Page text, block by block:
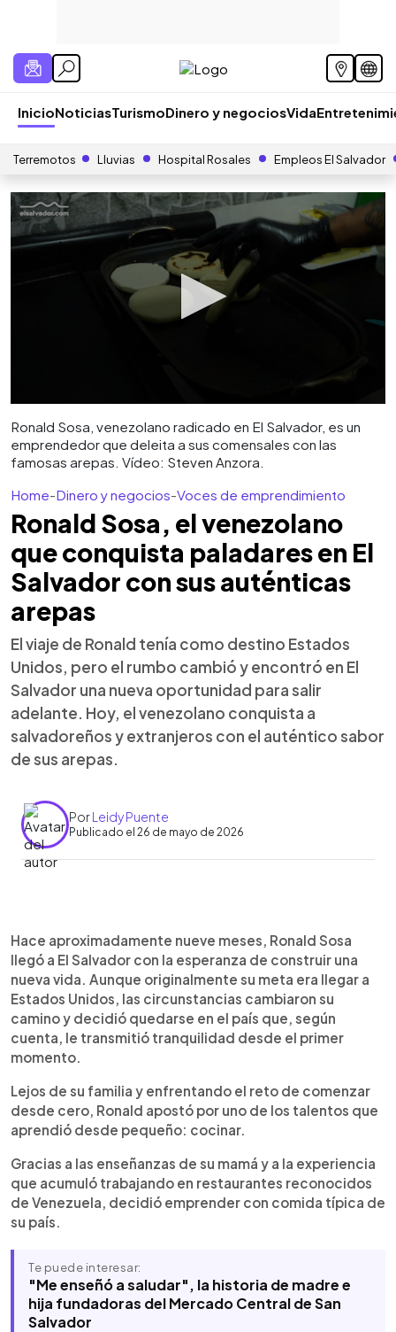
InicioNoticiasTurismoDinero y negociosVida
Terremotos Lluvias Hospital Rosales Empleos El Salvador
Ronald Sosa, venezolano radicado en El Salvador, es un
emprendedor que deleita a sus comensales con las
famosas arepas. Vídeo: Steven Anzora.
Home-Dinero y negocios-Voces de emprendimiento
Ronald Sosa, el venezolano
que conquista paladares en El
Salvador con sus auténticas
arepas
El viaje de Ronald tenía como destino Estados
Unidos, pero el rumbo cambió y encontró en El
Salvador una nueva oportunidad para salir
adelante. Hoy, el venezolano conquista a
salvadoreños y extranjeros con el auténtico sabor
de sus arepas.
PorLeidy Puente
Publicado el 26 de mayo de 2026
Escuchar artículo
El venezolano Ronald Sosa llegó a El Salvador
hace nueve meses buscando una nueva
oportunidad de vida y hoy conquista paladares
con Venezuela Food, su negocio ubicado en la
calle 5 de Noviembre, en San Salvador. Con
auténticas arepas, pepitos y comida criolla, el
emprendedor busca compartir un pedacito de
Venezuela con los salvadoreños y sueña con
expandir su negocio a más zonas del país.
Hace aproximadamente nueve meses, Ronald Sosa
llegó a El Salvador con la esperanza de construir una
nueva vida. Aunque originalmente su meta era llegar a
Estados Unidos, las circunstancias cambiaron su
camino y decidió quedarse en el país que, según
cuenta, le transmitió tranquilidad desde el primer
momento.
Lejos de su familia y enfrentando el reto de comenzar
desde cero, Ronald apostó por uno de los talentos que
aprendió desde pequeño: cocinar.
Gracias a las enseñanzas de su mamá y a la experiencia
que acumuló trabajando en restaurantes reconocidos
de Venezuela, decidió emprender con comida típica de
su país.
Te puede interesar:
"Me enseñó a saludar", la historia de madre e
hija fundadoras del Mercado Central de San
Salvador